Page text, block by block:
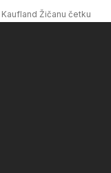
Kaufland Žičanu četku